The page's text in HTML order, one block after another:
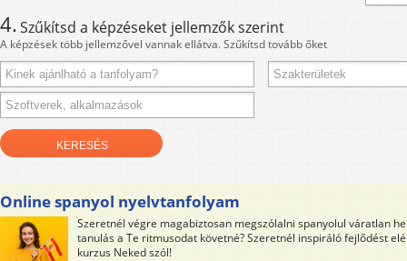
4.Szűkítsd a képzéseket jellemzők szerint
A képzések több jellemzővel vannak ellátva. Szűkítsd tovább őket
Online spanyol nyelvtanfolyam
Szeretnél végre magabiztosan megszólalni spanyolul váratlan
tanulás a Te ritmusodat követné? Szeretnél inspiráló fejlődést
kurzus Neked szól!